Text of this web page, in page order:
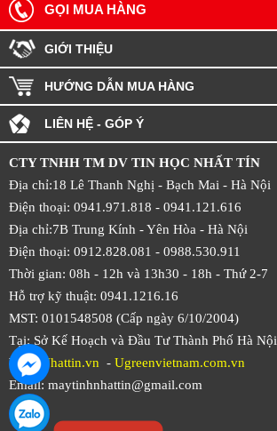
GỌI MUA HÀNG
GIỚI THIỆU
HƯỚNG DẪN MUA HÀNG
LIÊN HỆ - GÓP Ý
CTY TNHH TM DV TIN HỌC NHẤT TÍN
Địa chỉ:18 Lê Thanh Nghị - Bạch Mai - Hà Nội
Điện thoại: 0941.971.818 - 0941.121.616
Địa chỉ:7B Trung Kính - Yên Hòa - Hà Nội
Điện thoại: 0912.828.081 - 0988.530.911
Thời gian: 08h - 12h và 13h30 - 18h - Thứ 2-7
Hỗ trợ kỹ thuật: 0941.1216.16
MST: 0101548508 (Cấp ngày 6/10/2004)
Tại: Sở Kế Hoạch và Đầu Tư Thành Phố Hà Nội
Web:Nhattin.vn - Ugreenvietnam.com.vn
Email: maytinhnhattin@gmail.com